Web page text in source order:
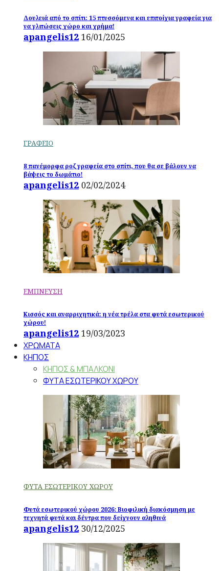
Δουλειά από το σπίτι: 15 πτυσσόμενα και επιτοίχια γραφεία για
να γλιτώσεις χώρο και χρήμα!
apangelis12 16/01/2025
ΓΡΑΦΕΙΟ
8 πανέμορφα ροζ γραφεία στο σπίτι, που θα σε βάλουν να
βάψεις το δωμάτιο!
apangelis12 02/02/2024
ΕΜΠΝΕΥΣΗ
Κισσός και αναρριχητικά: η νέα τρέλα στα φυτά εσωτερικού
χώρου!
apangelis12 19/03/2023
ΧΡΩΜΑΤΑ
ΚΗΠΟΣ
ΚΗΠΟΣ & ΜΠΑΛΚΟΝΙ
ΦΥΤΑ ΕΣΩΤΕΡΙΚΟΥ ΧΩΡΟΥ
ΦΥΤΑ ΕΣΩΤΕΡΙΚΟΥ ΧΩΡΟΥ
Φυτά εσωτερικού χώρου 2026: Βιοφιλική διακόσμηση με
τεχνητά φυτά και δέντρα που δείχνουν αληθινά
apangelis12 30/12/2025